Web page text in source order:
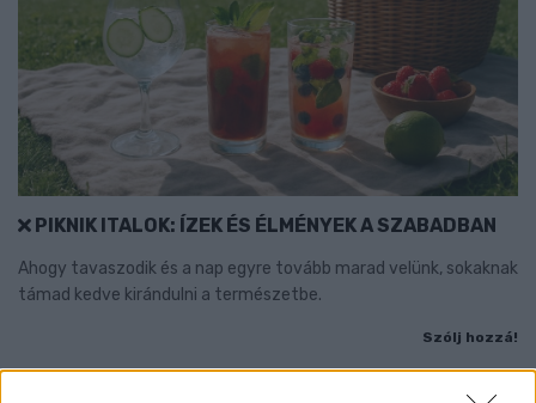
PIKNIK ITALOK: ÍZEK ÉS ÉLMÉNYEK A SZABADBAN
Ahogy tavaszodik és a nap egyre tovább marad velünk, sokaknak
támad kedve kirándulni a természetbe.
Szólj hozzá!